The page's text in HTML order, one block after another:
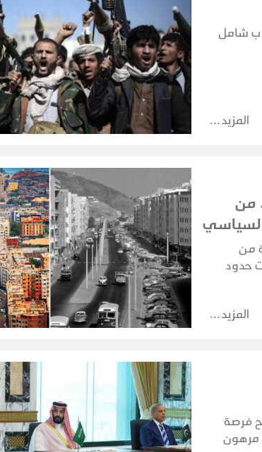
شامل
المزيد
من
موجة من
حدود
المزيد
فرصة
مرهون